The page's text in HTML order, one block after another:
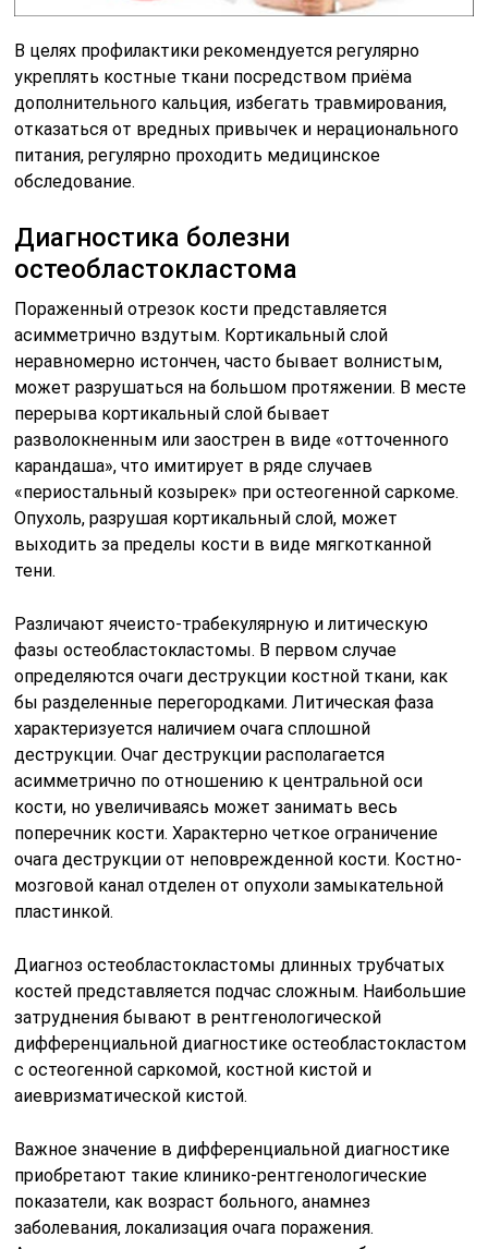
В целях профилактики рекомендуется регулярно
укреплять костные ткани посредством приёма
дополнительного кальция, избегать травмирования,
отказаться от вредных привычек и нерационального
питания, регулярно проходить медицинское
обследование.
Диагностика болезни
остеобластокластома
Пораженный отрезок кости представляется
асимметрично вздутым. Кортикальный слой
неравномерно истончен, часто бывает волнистым,
может разрушаться на большом протяжении. В месте
перерыва кортикальный слой бывает
разволокненным или заострен в виде «отточенного
карандаша», что имитирует в ряде случаев
«периостальный козырек» при остеогенной саркоме.
Опухоль, разрушая кортикальный слой, может
выходить за пределы кости в виде мягкотканной
тени.
Различают ячеисто-трабекулярную и литическую
фазы остеобластокластомы. В первом случае
определяются очаги деструкции костной ткани, как
бы разделенные перегородками. Литическая фаза
характеризуется наличием очага сплошной
деструкции. Очаг деструкции располагается
асимметрично по отношению к центральной оси
кости, но увеличиваясь может занимать весь
поперечник кости. Характерно четкое ограничение
очага деструкции от неповрежденной кости. Костно-
мозговой канал отделен от опухоли замыкательной
пластинкой.
Диагноз остеобластокластомы длинных трубчатых
костей представляется подчас сложным. Наибольшие
затруднения бывают в рентгенологической
дифференциальной диагностике остеобластокластом
с остеогенной саркомой, костной кистой и
аиевризматической кистой.
Важное значение в дифференциальной диагностике
приобретают такие клинико-рентгенологические
показатели, как возраст больного, анамнез
заболевания, локализация очага поражения.